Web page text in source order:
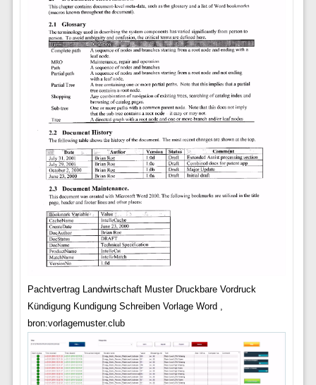
Pachtvertrag Landwirtschaft Muster Druckbare Vordruck
Kündigung Kundigung Schreiben Vorlage Word ,
bron:vorlagemuster.club